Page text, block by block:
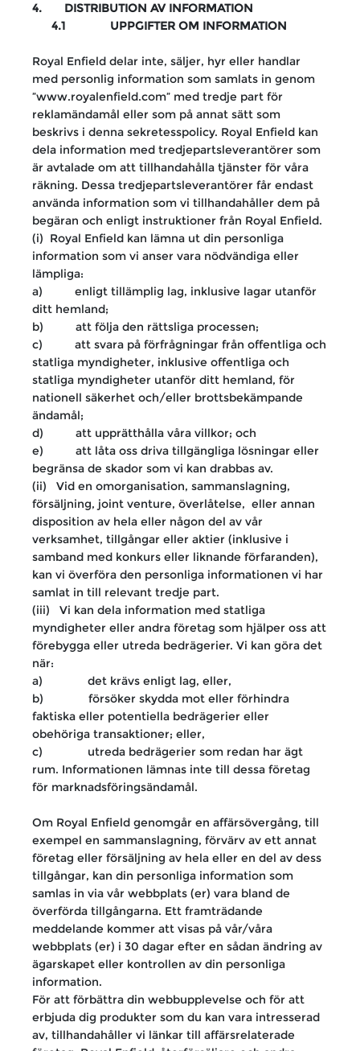
4. DISTRIBUTION AV INFORMATION
4.1 UPPGIFTER OM INFORMATION
Royal Enfield delar inte, säljer, hyr eller handlar
med personlig information som samlats in genom
”www.royalenfield.com” med tredje part för
reklamändamål eller som på annat sätt som
beskrivs i denna sekretesspolicy. Royal Enfield kan
dela information med tredjepartsleverantörer som
är avtalade om att tillhandahålla tjänster för våra
räkning. Dessa tredjepartsleverantörer får endast
använda information som vi tillhandahåller dem på
begäran och enligt instruktioner från Royal Enfield.
(i) Royal Enfield kan lämna ut din personliga
information som vi anser vara nödvändiga eller
lämpliga:
a) enligt tillämplig lag, inklusive lagar utanför
ditt hemland;
b) att följa den rättsliga processen;
c) att svara på förfrågningar från offentliga och
statliga myndigheter, inklusive offentliga och
statliga myndigheter utanför ditt hemland, för
nationell säkerhet och/eller brottsbekämpande
ändamål;
d) att upprätthålla våra villkor; och
e) att låta oss driva tillgängliga lösningar eller
begränsa de skador som vi kan drabbas av.
(ii) Vid en omorganisation, sammanslagning,
försäljning, joint venture, överlåtelse, eller annan
disposition av hela eller någon del av vår
verksamhet, tillgångar eller aktier (inklusive i
samband med konkurs eller liknande förfaranden),
kan vi överföra den personliga informationen vi har
samlat in till relevant tredje part.
(iii) Vi kan dela information med statliga
myndigheter eller andra företag som hjälper oss att
förebygga eller utreda bedrägerier. Vi kan göra det
när:
a) det krävs enligt lag, eller,
b) försöker skydda mot eller förhindra
faktiska eller potentiella bedrägerier eller
obehöriga transaktioner; eller,
c) utreda bedrägerier som redan har ägt
rum. Informationen lämnas inte till dessa företag
för marknadsföringsändamål.
Om Royal Enfield genomgår en affärsövergång, till
exempel en sammanslagning, förvärv av ett annat
företag eller försäljning av hela eller en del av dess
tillgångar, kan din personliga information som
samlas in via vår webbplats (er) vara bland de
överförda tillgångarna. Ett framträdande
meddelande kommer att visas på vår/våra
webbplats (er) i 30 dagar efter en sådan ändring av
ägarskapet eller kontrollen av din personliga
information.
För att förbättra din webbupplevelse och för att
erbjuda dig produkter som du kan vara intresserad
av, tillhandahåller vi länkar till affärsrelaterade